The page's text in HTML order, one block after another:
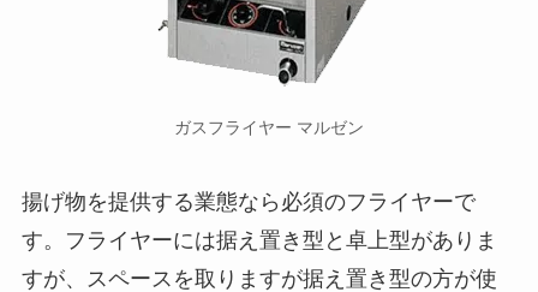
ガスフライヤー マルゼン
揚げ物を提供する業態なら必須のフライヤーで
す。フライヤーには据え置き型と卓上型がありま
すが、スペースを取りますが据え置き型の方が使